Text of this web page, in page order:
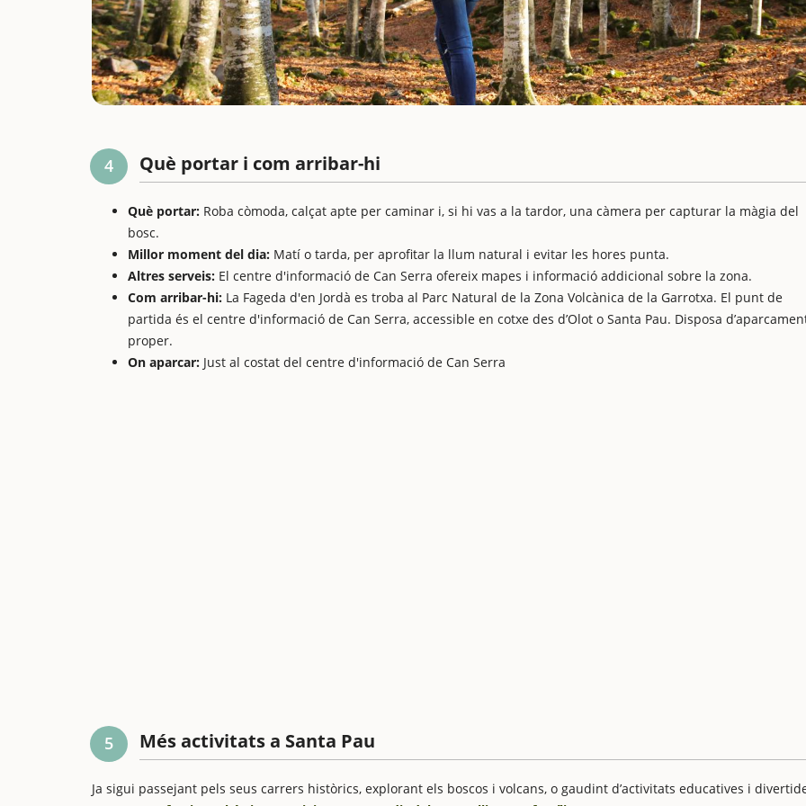
4 Què portar i com arribar-hi
Què portar: Roba còmoda, calçat apte per caminar i, si hi vas a la tardor, una càmera per capturar la màgia del
bosc.
Millor moment del dia: Matí o tarda, per aprofitar la llum natural i evitar les hores punta.
Altres serveis: El centre d'informació de Can Serra ofereix mapes i informació addicional sobre la zona.
Com arribar-hi: La Fageda d'en Jordà es troba al Parc Natural de la Zona Volcànica de la Garrotxa. El punt de
partida és el centre d'informació de Can Serra, accessible en cotxe des d’Olot o Santa Pau. Disposa
proper.
On aparcar: Just al costat del centre d'informació de Can Serra
5 Més activitats a Santa Pau
Ja sigui passejant pels seus carrers històrics, explorant els boscos i volcans, o gaudint d’activitats educatives i